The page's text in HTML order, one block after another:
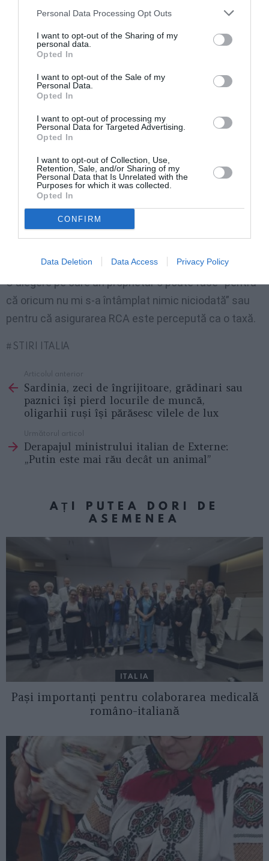
Personal Data Processing Opt Outs
I want to opt-out of the Sharing of my
personal data.
Opted In
I want to opt-out of the Sale of my
Personal Data.
Opted In
I want to opt-out of processing my
Personal Data for Targeted Advertising.
Opted In
I want to opt-out of Collection, Use,
Retention, Sale, and/or Sharing of my
Personal Data that Is Unrelated with the
Purposes for which it was collected.
Opted In
CONFIRM
Data Deletion Data Access Privacy Policy
Depistate cu radarul sau când provoacă
accidente
Multe dintre aceste mașini sunt în circulație. Unele
sunt depistate cu ajutoarelor radarelor (potrivit DGT
se dau circa 130.000 de amenzi în fiecare an, în
Spania) sau, mai grav, după ce sunt implicate în
daune celorlalți.
Fenomenul s-a accentuat în perioada pandemiei; în
confuzia care s-a creat în perioadele de lockdown
O alegere pe care un proprietar o poate face “pentru
că oricum nu mi s-a întâmplat nimic niciodată” sau
pentru că asigurarea RCA este percepută ca o taxă.
STIRI ITALIA
more
Articolul anterior
Sardinia, zeci de îngrijitoare, grădinari sau
paznici își pierd locurile de muncă,
oligarhii ruși își părăsesc vilele de lux
Următorul articol
Derapajul ministrului italian de Externe:
„Putin este mai rău decât un animal”
AȚI PUTEA DORI DE
ASEMENEA
ITALIA
Pași importanți pentru colaborarea medicală
româno-italiană